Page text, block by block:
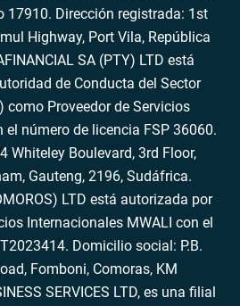
17910. Dirección registrada: 1st
Highway, Port Vila, República
SA (PTY) LTD está
de Conducta del Sector
como Proveedor de Servicios
el número de licencia FSP 36060.
Whiteley Boulevard, 3rd Floor,
Gauteng, 2196, Sudáfrica.
LTD está autorizada por
Internacionales MWALI con el
Domicilio social: P.B.
Fomboni, Comoras, KM
SERVICES LTD, es una filial